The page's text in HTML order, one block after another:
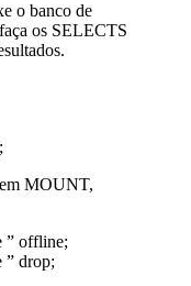
o banco de
os SELECTS
MOUNT,
” offline;
” drop;